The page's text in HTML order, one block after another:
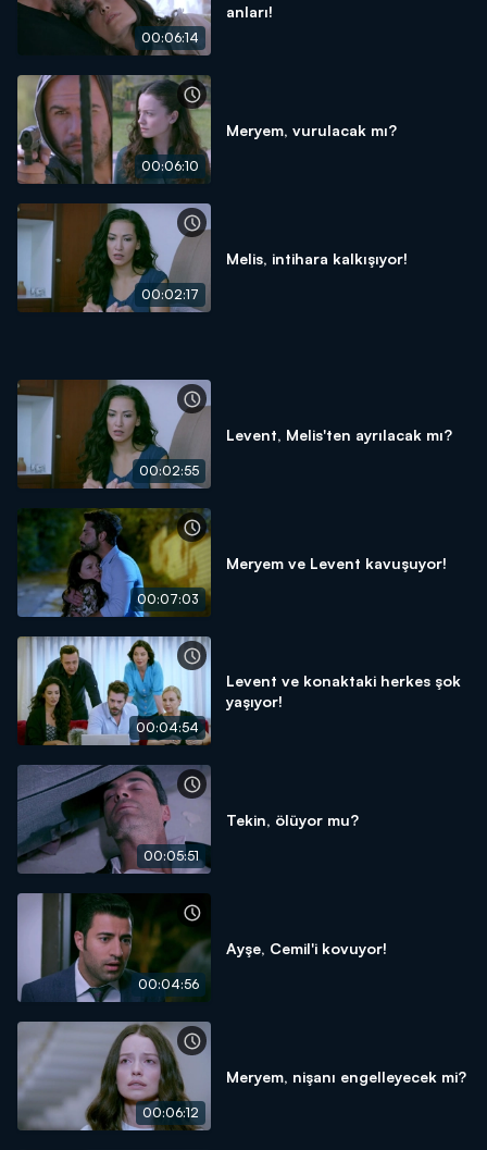
00:06:14
anları!
00:06:10
Meryem, vurulacak mı?
00:02:17
Melis, intihara kalkışıyor!
00:02:55
Levent, Melis'ten ayrılacak mı?
00:07:03
Meryem ve Levent kavuşuyor!
00:04:54
Levent ve konaktaki herkes şok
yaşıyor!
00:05:51
Tekin, ölüyor mu?
00:04:56
Ayşe, Cemil'i kovuyor!
00:06:12
Meryem, nişanı engelleyecek mi?